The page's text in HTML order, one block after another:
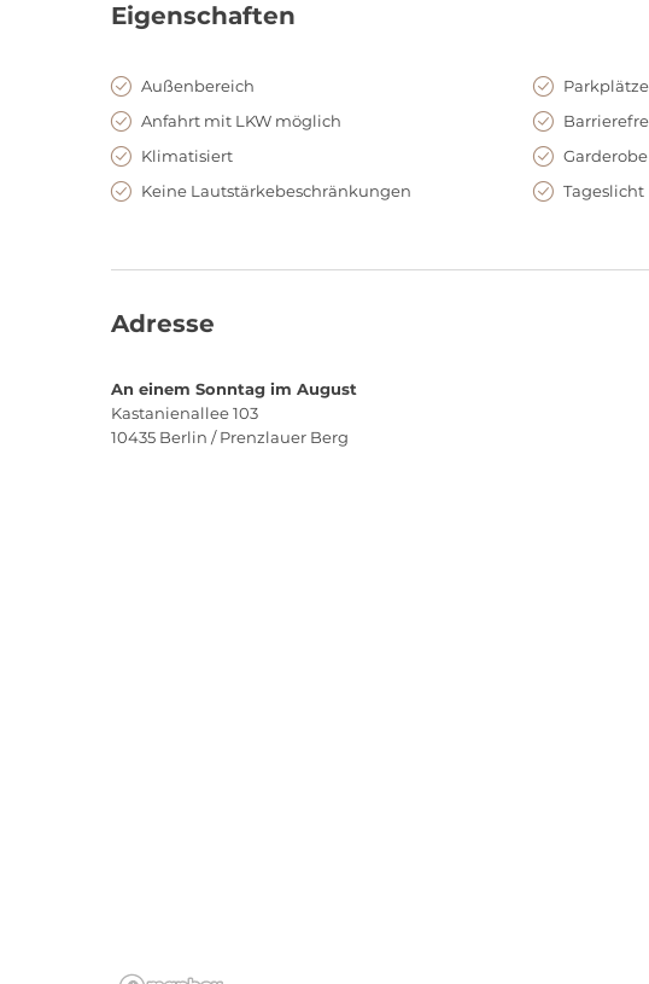
Eigenschaften
Außenbereich
Anfahrt mit LKW möglich
Klimatisiert
Garderobe
Keine Lautstärkebeschränkungen
Tageslicht
Adresse
An einem Sonntag im August
Kastanienallee 103
10435 Berlin / Prenzlauer Berg